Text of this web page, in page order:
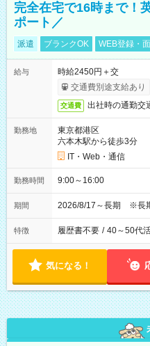
完全在宅で16時まで！
ポート／
派遣 ブランクOK WEB登録・
給与
時給2450円＋交
交通費別途支給あり
交通費 出社時の通勤交
勤務地
東京都港区
六本木駅から徒歩3分
IT・Web・通信
勤務時間 9:00～16:00
期間 2026/8/17～長期 ※長
特徴 履歴書不要 / 40～50代
気になる！